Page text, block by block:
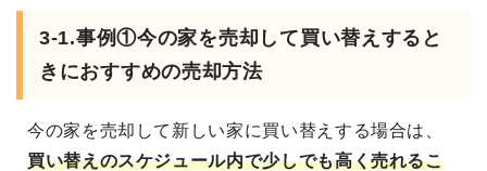
3-1.事例①今の家を売却して買い替えすると
きにおすすめの売却方法
今の家を売却して新しい家に買い替えする場合は、
買い替えのスケジュール内で少しでも高く売れるこ